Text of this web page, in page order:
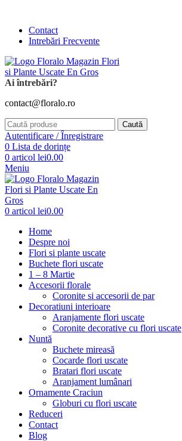
Contact
Intrebări Frecvente
Ai întrebări?
contact@floralo.ro
Caută
Autentificare / Înregistrare
0 Lista de dorințe
0 articol lei0.00
Meniu
0 articol lei0.00
Home
Despre noi
Flori si plante uscate
Buchete flori uscate
1 – 8 Martie
Accesorii florale
Coronite si accesorii de par
Decoratiuni interioare
Aranjamente flori uscate
Coronite decorative cu flori uscate
Nuntă
Buchete mireasă
Cocarde flori uscate
Bratari flori uscate
Aranjament lumânari
Ornamente Craciun
Globuri cu flori uscate
Reduceri
Contact
Blog